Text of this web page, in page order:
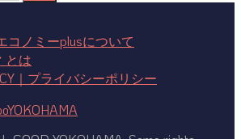
コノミーplusについて
とは
｜プライバシーポリシー